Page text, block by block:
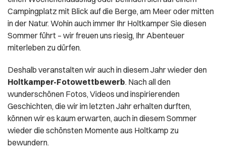
Campingplatz mit Blick auf die Berge, am Meer oder mitten
in der Natur. Wohin auch immer Ihr Holtkamper Sie diesen
Sommer führt – wir freuen uns riesig, Ihr Abenteuer
miterleben zu dürfen.
Deshalb veranstalten wir auch in diesem Jahr wieder den
Holtkamper-Fotowettbewerb. Nach all den
wunderschönen Fotos, Videos und inspirierenden
Geschichten, die wir im letzten Jahr erhalten durften,
können wir es kaum erwarten, auch in diesem Sommer
wieder die schönsten Momente aus Holtkamp zu
bewundern.